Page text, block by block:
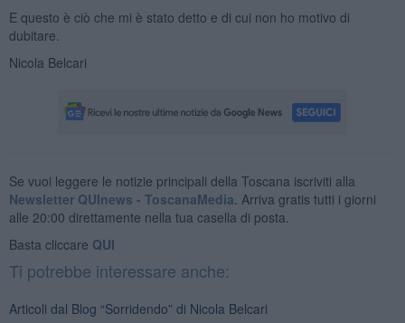
E questo è ciò che mi è stato detto e di cui non ho motivo di
dubitare.
Nicola Belcari
Se vuoi leggere le notizie principali della Toscana iscriviti alla
Newsletter QUInews - ToscanaMedia. Arriva gratis tutti i giorni
alle 20:00 direttamente nella tua casella di posta.
Basta cliccare QUI
Ti potrebbe interessare anche:
Articoli dal Blog “Sorridendo” di Nicola Belcari